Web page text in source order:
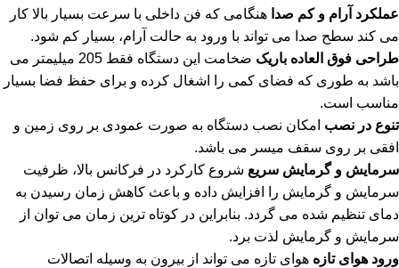
عملکرد آرام و کم صدا هنگامی که فن داخلی با سرعت بسیار بالا کار
می کند سطح صدا می تواند با ورود به حالت آرام، بسیار کم شود.
طراحی فوق العاده باریک
ضخامت این دستگاه فقط 205 میلیمتر می
باشد به طوری که فضای کمی را اشغال کرده و برای حفظ فضا بسیار
مناسب است.
تنوع در نصب امکان نصب دستگاه به صورت عمودی بر روی زمین و
افقی بر روی سقف میسر می باشد.
سرمایش و گرمایش سریع شروع کارکرد در فرکانس بالا، ظرفیت
سرمایش و گرمایش را افزایش داده و باعث کاهش زمان رسیدن به
دمای تنظیم شده می گردد. بنابراین در کوتاه ترین زمان می توان از
سرمایش و گرمایش لذت برد.
ورود هوای تازه هوای تازه می تواند از بیرون به وسیله اتصالات